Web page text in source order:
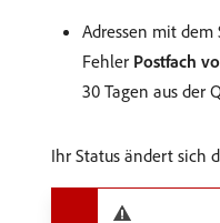
Adressen mit dem
Fehler Postfach
30 Tagen aus der
Ihr Status ändert sich